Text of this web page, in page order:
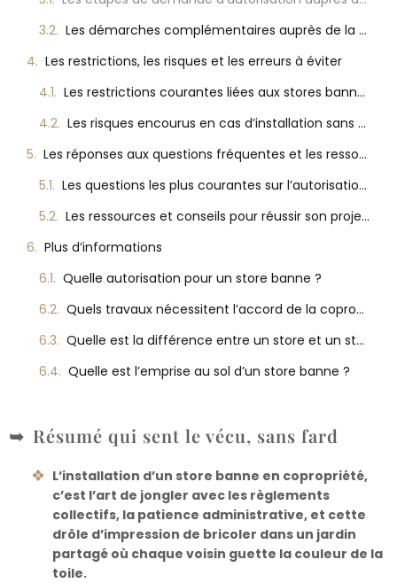
Les démarches complémentaires auprès de la mairie et les cas particuliers
Les restrictions, les risques et les erreurs à éviter
Les restrictions courantes liées aux stores bannes en copropriété
Les risques encourus en cas d’installation sans accord
Les réponses aux questions fréquentes et les ressources pratiques
Les questions les plus courantes sur l’autorisation de stores bannes
Les ressources et conseils pour réussir son projet en copropriété
Plus d’informations
Quelle autorisation pour un store banne ?
Quels travaux nécessitent l’accord de la copropriété ?
Quelle est la différence entre un store et un store banne ?
Quelle est l’emprise au sol d’un store banne ?
Résumé qui sent le vécu, sans fard
L’installation d’un store banne en copropriété,
c’est l’art de jongler avec les règlements
collectifs, la patience administrative, et cette
drôle d’impression de bricoler dans un jardin
partagé où chaque voisin guette la couleur de la
toile.